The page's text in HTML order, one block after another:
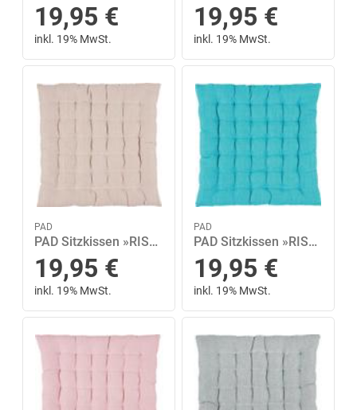
19,95 €
inkl. 19% MwSt.
19,95 €
inkl. 19% MwSt.
PAD
PAD Sitzkissen »RISOTTO«, in unifarben
19,95 €
inkl. 19% MwSt.
PAD
PAD Sitzkissen »RISOTTO«, in unifarben
19,95 €
inkl. 19% MwSt.